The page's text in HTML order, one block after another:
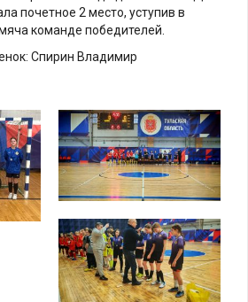
почетное 2 место, уступив в
команде победителей.
Спирин Владимир